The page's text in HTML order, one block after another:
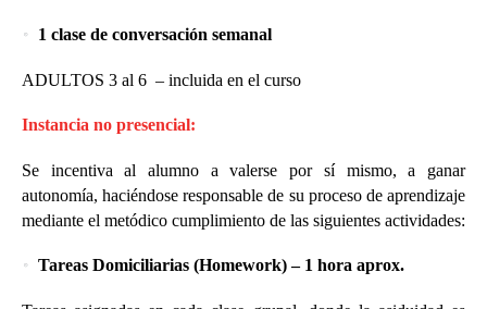
1 clase de conversación semanal
ADULTOS 3 al 6 – incluida en el curso
Instancia no presencial:
Se incentiva al alumno a valerse por sí mismo, a ganar
autonomía, haciéndose responsable de su proceso de aprendizaje
mediante el metódico cumplimiento de las siguientes actividades:
Tareas Domiciliarias (Homework) – 1 hora aprox.